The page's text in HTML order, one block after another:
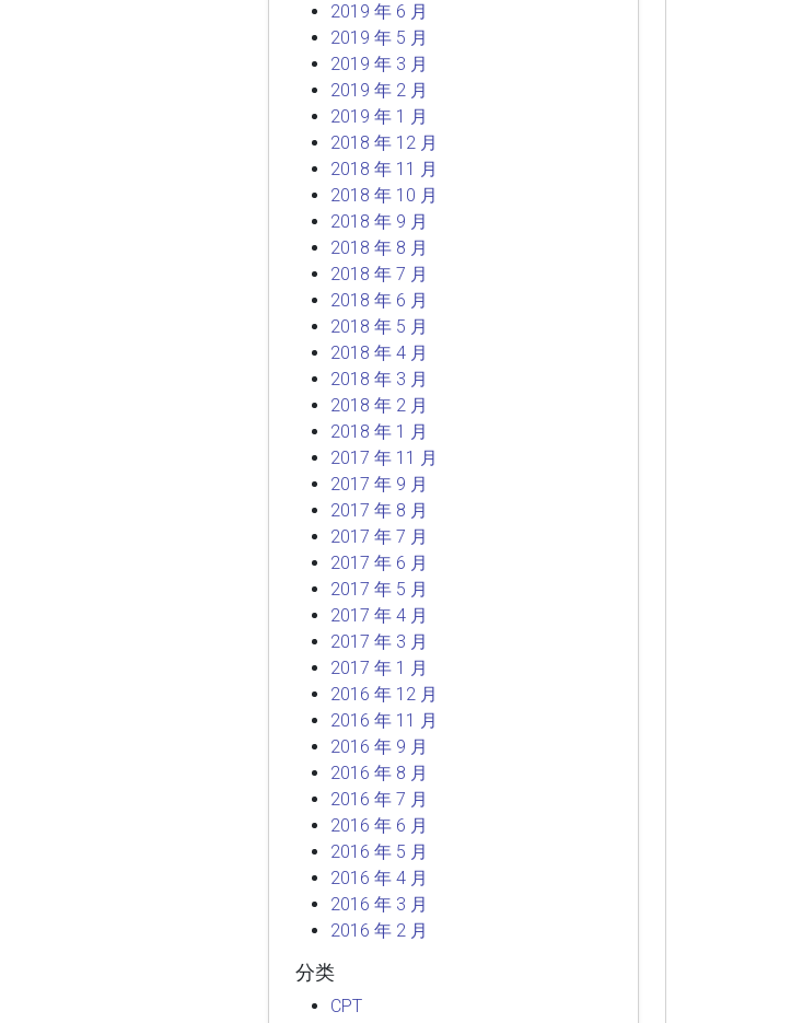
2019 年 6 月
2019 年 5 月
2019 年 3 月
2019 年 2 月
2019 年 1 月
2018 年 12 月
2018 年 11 月
2018 年 10 月
2018 年 9 月
2018 年 8 月
2018 年 7 月
2018 年 6 月
2018 年 5 月
2018 年 4 月
2018 年 3 月
2018 年 2 月
2018 年 1 月
2017 年 11 月
2017 年 9 月
2017 年 8 月
2017 年 7 月
2017 年 6 月
2017 年 5 月
2017 年 4 月
2017 年 3 月
2017 年 1 月
2016 年 12 月
2016 年 11 月
2016 年 9 月
2016 年 8 月
2016 年 7 月
2016 年 6 月
2016 年 5 月
2016 年 4 月
2016 年 3 月
2016 年 2 月
分类
CPT